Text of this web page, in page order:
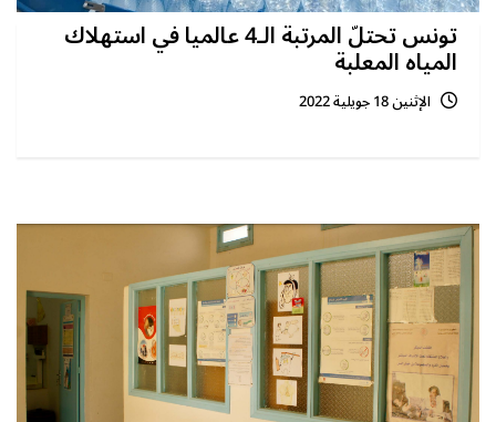
تونس تحتلّ المرتبة الـ4 عالميا في استهلاك
المياه المعلبة
الإثنين 18 جويلية 2022